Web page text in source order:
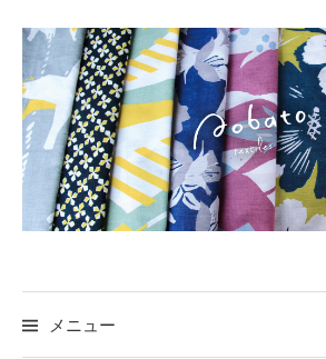
ン
テ
ン
ツ
へ
メニュー